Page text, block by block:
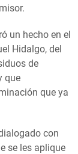
un hecho en el
Hidalgo, del
de
que
que ya
con
se les aplique